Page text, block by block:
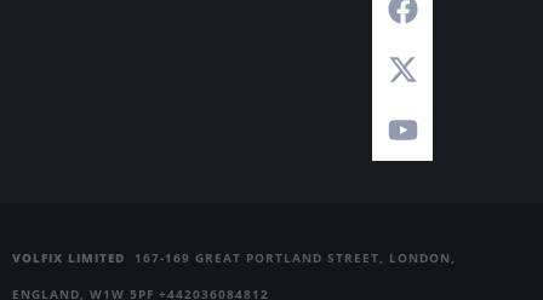
VOLFIX LIMITED 167-169 GREAT PORTLAND STREET, LONDON,
ENGLAND, W1W 5PF +442036084812